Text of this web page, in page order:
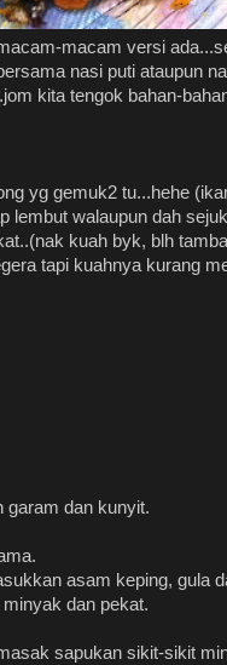
macam versi
nasi puti ataupun
kita tengok bahan-
yg gemuk2 tu...hehe
lembut walaupun dah
kuah byk, blh
tapi kuahnya kurang
garam dan kunyit.
asam keping, gula
dan pekat.
sapukan sikit-sikit